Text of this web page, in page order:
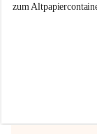
n
zum
Hilfsbereitschaft!